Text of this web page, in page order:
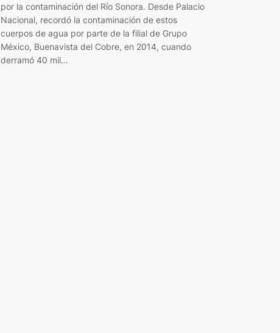
por la contaminación del Río Sonora. Desde Palacio
Nacional, recordó la contaminación de estos
cuerpos de agua por parte de la filial de Grupo
México, Buenavista del Cobre, en 2014, cuando
derramó 40 mil…